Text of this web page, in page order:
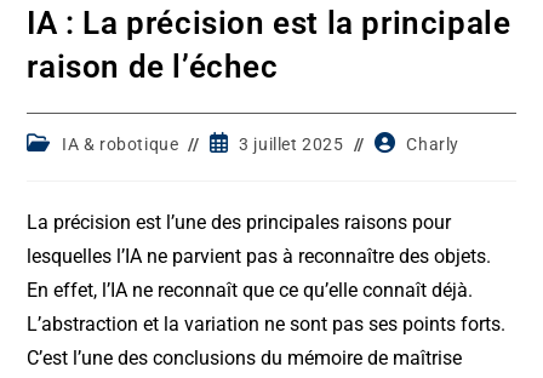
IA : La précision est la principale
raison de l’échec
PostIA & robotique
Post3 juillet 2025
PostCharly
La précision est l’une des principales raisons pour
lesquelles l’IA ne parvient pas à reconnaître des objets.
En effet, l’IA ne reconnaît que ce qu’elle connaît déjà.
L’abstraction et la variation ne sont pas ses points forts.
C’est l’une des conclusions du mémoire de maîtrise